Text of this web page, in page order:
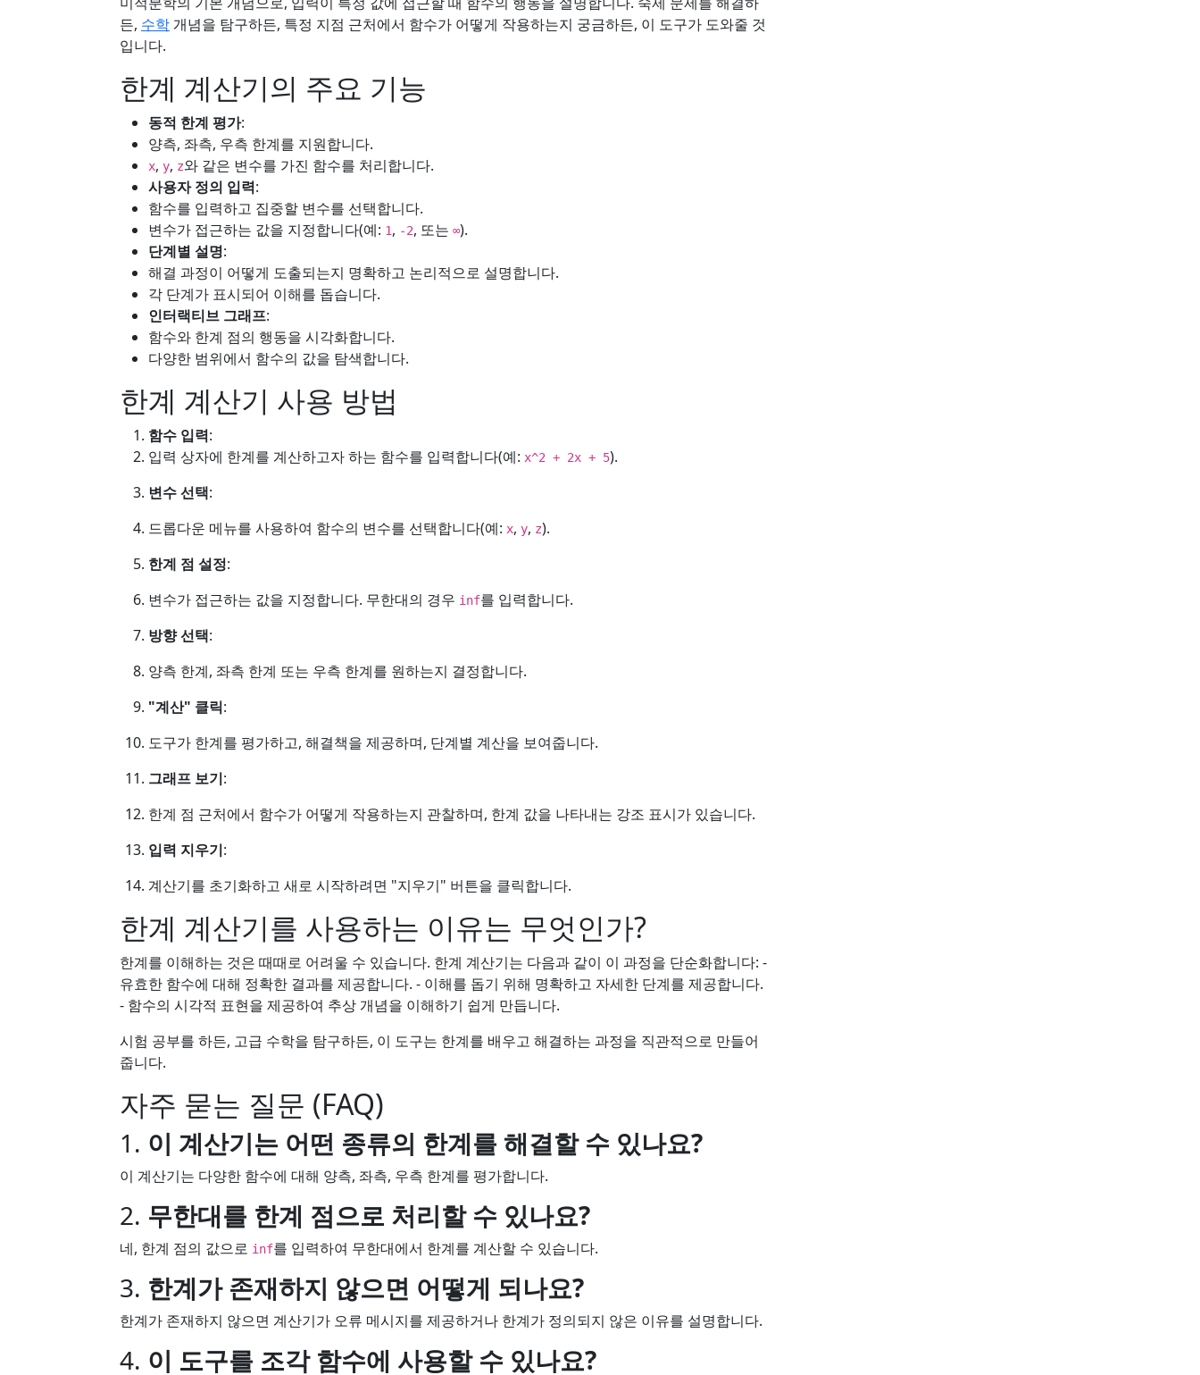
든, 수학 개념을 탐구하든, 특정 지점 근처에서 함수가 어떻게 작용하는지 궁금하든, 이 도구가 도와줄 것
입니다.
한계 계산기의 주요 기능
동적 한계 평가:
양측, 좌측, 우측 한계를 지원합니다.
x, y, z와 같은 변수를 가진 함수를 처리합니다.
사용자 정의 입력:
함수를 입력하고 집중할 변수를 선택합니다.
변수가 접근하는 값을 지정합니다(예: 1, -2, 또는 ∞).
단계별 설명:
해결 과정이 어떻게 도출되는지 명확하고 논리적으로 설명합니다.
각 단계가 표시되어 이해를 돕습니다.
인터랙티브 그래프:
함수와 한계 점의 행동을 시각화합니다.
다양한 범위에서 함수의 값을 탐색합니다.
한계 계산기 사용 방법
함수 입력:
입력 상자에 한계를 계산하고자 하는 함수를 입력합니다(예: x^2 + 2x + 5).
변수 선택:
드롭다운 메뉴를 사용하여 함수의 변수를 선택합니다(예: x, y, z).
한계 점 설정:
변수가 접근하는 값을 지정합니다. 무한대의 경우 inf를 입력합니다.
방향 선택:
양측 한계, 좌측 한계 또는 우측 한계를 원하는지 결정합니다.
"계산" 클릭:
도구가 한계를 평가하고, 해결책을 제공하며, 단계별 계산을 보여줍니다.
그래프 보기:
한계 점 근처에서 함수가 어떻게 작용하는지 관찰하며, 한계 값을 나타내는 강조 표시가 있습니다.
입력 지우기:
계산기를 초기화하고 새로 시작하려면 "지우기" 버튼을 클릭합니다.
한계 계산기를 사용하는 이유는 무엇인가?
한계를 이해하는 것은 때때로 어려울 수 있습니다. 한계 계산기는 다음과 같이 이 과정을 단순화합니다: -
유효한 함수에 대해 정확한 결과를 제공합니다. - 이해를 돕기 위해 명확하고 자세한 단계를 제공합니다.
- 함수의 시각적 표현을 제공하여 추상 개념을 이해하기 쉽게 만듭니다.
시험 공부를 하든, 고급 수학을 탐구하든, 이 도구는 한계를 배우고 해결하는 과정을 직관적으로 만들어
줍니다.
자주 묻는 질문 (FAQ)
1. 이 계산기는 어떤 종류의 한계를 해결할 수 있나요?
이 계산기는 다양한 함수에 대해 양측, 좌측, 우측 한계를 평가합니다.
2. 무한대를 한계 점으로 처리할 수 있나요?
네, 한계 점의 값으로 inf를 입력하여 무한대에서 한계를 계산할 수 있습니다.
3. 한계가 존재하지 않으면 어떻게 되나요?
한계가 존재하지 않으면 계산기가 오류 메시지를 제공하거나 한계가 정의되지 않은 이유를 설명합니다.
4. 이 도구를 조각 함수에 사용할 수 있나요?